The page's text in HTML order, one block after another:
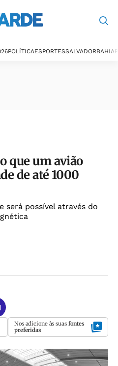
POLÍTICAESPORTESSALVADORBAHIA
que um avião
de até 1000
será possível através do
Nos adicione às suas fontes
preferidas